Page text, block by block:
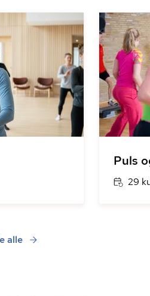
Puls
29
alle